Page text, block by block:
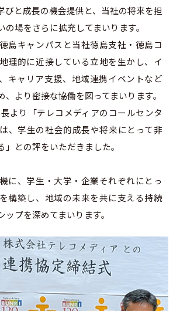
びと成長の機会提供と、当社の将来を担
の場をさらに拡充してまいります。
島キャンパスと当社徳島支社・徳島コ
理的に近接している立地を生かし、イ
キャリア支援、地域連携イベントなど
、より密接な協働を図ってまいります。
より「テレコメディアのコールセンタ
、学生の社会的成長や将来にとって非
」との評をいただきました。
に、学生・大学・企業それぞれにとっ
構築し、地域の未来を共に支える持続
プを深めてまいります。